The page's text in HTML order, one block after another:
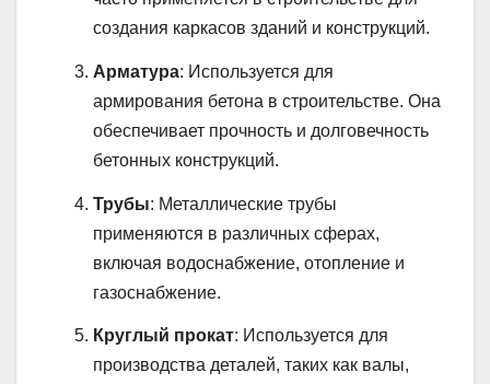
создания каркасов зданий и конструкций.
Арматура: Используется для
армирования бетона в строительстве. Она
обеспечивает прочность и долговечность
бетонных конструкций.
Трубы: Металлические трубы
применяются в различных сферах,
включая водоснабжение, отопление и
газоснабжение.
Круглый прокат: Используется для
производства деталей, таких как валы,